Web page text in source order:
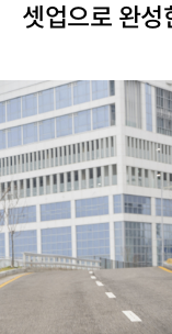
셋업으로 완성